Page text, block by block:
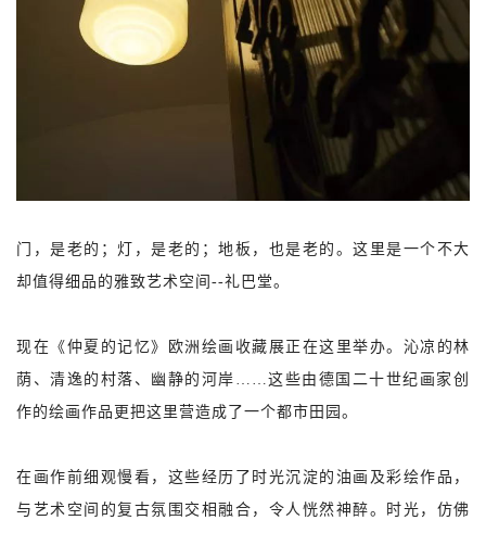
门，是老的；灯，是老的；地板，也是老的。这里是一个不大
却值得细品的雅致艺术空间--礼巴堂。
现在《仲夏的记忆》欧洲绘画收藏展正在这里举办。沁凉的林
荫、清逸的村落、幽静的河岸……这些由德国二十世纪画家创
作的绘画作品更把这里营造成了一个都市田园。
在画作前细观慢看，这些经历了时光沉淀的油画及彩绘作品，
与艺术空间的复古氛围交相融合，令人恍然神醉。时光，仿佛